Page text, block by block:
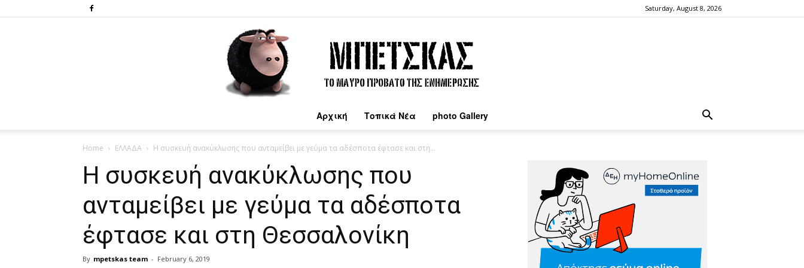
Saturday, August 8, 2026
Αρχική Τοπικά Νέα photo Gallery
Home ΕΛΛΑΔΑ Η συσκευή ανακύκλωσης που ανταμείβει με γεύμα τα αδέσποτα έφτασε και στη...
Η συσκευή ανακύκλωσης που
ανταμείβει με γεύμα τα αδέσποτα
έφτασε και στη Θεσσαλονίκη
By mpetskas team - February 6, 2019